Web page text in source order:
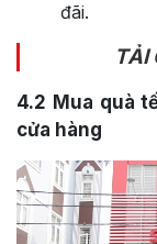
đãi.
TẢI
4.2 Mua quà
cửa hàng